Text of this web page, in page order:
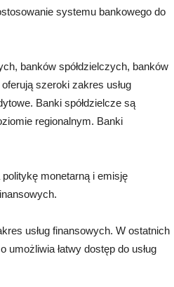
systemu bankowego do
banków spółdzielczych, banków
szeroki zakres usług
Banki spółdzielcze są
regionalnym. Banki
monetarną i emisję
usług finansowych. W ostatnich
łatwy dostęp do usług